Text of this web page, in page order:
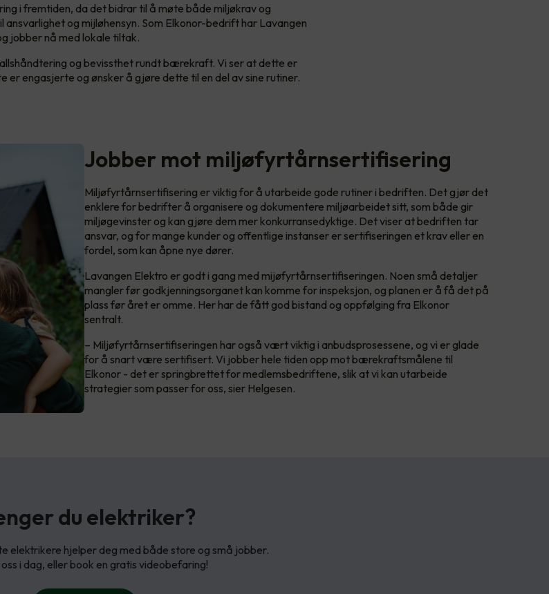
i fremtiden, da det bidrar til å møte både miljøkrav og
ansvarlighet og mijløhensyn. Som Elkonor-bedrift har Lavangen
jobber nå med lokale tiltak.
og bevissthet rundt bærekraft. Vi ser at dette er
er engasjerte og ønsker å gjøre dette til en del av sine rutiner.
Jobber mot miljøfyrtårnsertifisering
Miljøfyrtårnsertifisering er viktig for å utarbeide gode rutiner i bedriften. Det gjør det
enklere for bedrifter å organisere og dokumentere miljøarbeidet sitt, som både gir
miljøgevinster og kan gjøre dem mer konkurransedyktige. Det viser at bedriften tar
ansvar, og for mange kunder og offentlige instanser er sertifiseringen et krav eller en
fordel, som kan åpne nye dører.
Lavangen Elektro er godt i gang med mijøfyrtårnsertifiseringen. Noen små detaljer
mangler før godkjenningsorganet kan komme for inspeksjon, og planen er å få det på
plass før året er omme. Her har de fått god bistand og oppfølging fra Elkonor
sentralt.
– Miljøfyrtårnsertifiseringen har også vært viktig i anbudsprosessene, og vi er glade
for å snart være sertifisert. Vi jobber hele tiden opp mot bærekraftsmålene til
Elkonor - det er springbrettet for medlemsbedriftene, slik at vi kan utarbeide
strategier som passer for oss, sier Helgesen.
du elektriker?
elektrikere hjelper deg med både store og små jobber.
i dag, eller book en gratis videobefaring!